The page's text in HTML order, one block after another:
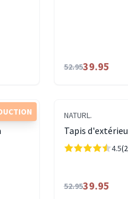
52.9539.95
NATURL.
Tapis
4.5
52.9539.95